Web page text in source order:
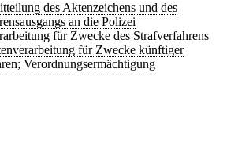
des Aktenzeichens und des
an die Polizei
für Zwecke des Strafverfahrens
für Zwecke künftiger
Verordnungsermächtigung